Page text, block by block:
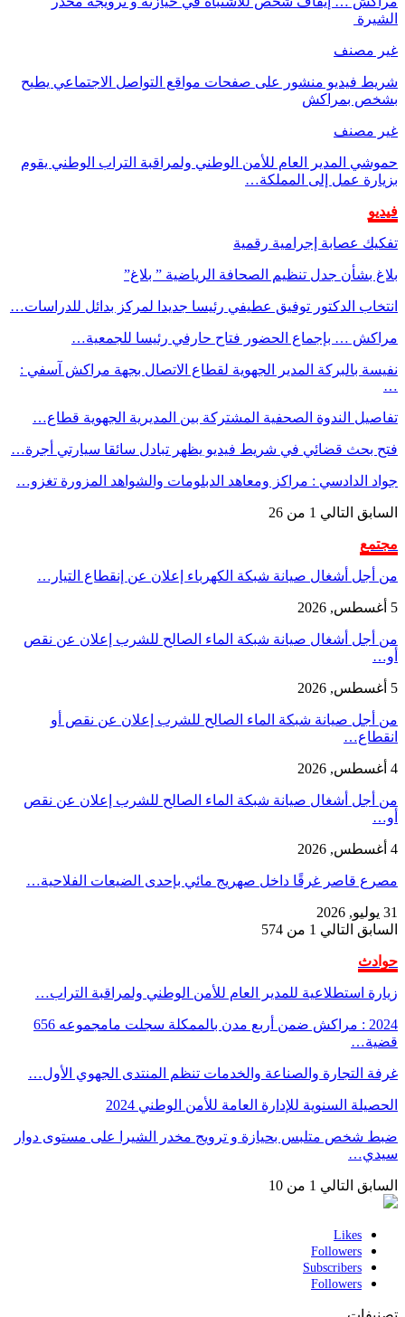
الشيرة
غير مصنف
شريط فيديو منشور على صفحات مواقع التواصل الاجتماعي يطيح
بشخص بمراكش
غير مصنف
حموشي المدير العام للأمن الوطني ولمراقبة التراب الوطني يقوم
بزيارة عمل إلى المملكة…
فيديو
تفكيك عصابة إجرامية رقمية
بلاغ بشأن جدل تنظيم الصحافة الرياضية ” بلاغ”
انتخاب الدكتور توفيق عطيفي رئيسا جديدا لمركز بدائل للدراسات…
مراكش … بإجماع الحضور فتاح حارفي رئيسا للجمعية…
نفيسة بالبركة المدير الجهوية لقطاع الاتصال بجهة مراكش آسفي :
…
تفاصيل الندوة الصحفية المشتركة بين المديرية الجهوية قطاع…
فتح بحث قضائي في شريط فيديو يظهر تبادل سائقا سيارتي أجرة…
جواد الدادسي : مراكز ومعاهد الدبلومات والشواهد المزورة تغزو…
السابق التالي 1 من 26
مجتمع
من أجل أشغال صيانة شبكة الكهرباء إعلان عن إنقطاع التيار…
5 أغسطس, 2026
من أجل أشغال صيانة شبكة الماء الصالح للشرب إعلان عن نقص
أو…
5 أغسطس, 2026
من أجل صيانة شبكة الماء الصالح للشرب إعلان عن نقص أو
انقطاع…
4 أغسطس, 2026
من أجل أشغال صيانة شبكة الماء الصالح للشرب إعلان عن نقص
أو…
4 أغسطس, 2026
مصرع قاصر غرقًا داخل صهريج مائي بإحدى الضيعات الفلاحية…
31 يوليو, 2026
السابق التالي 1 من 574
حوادث
زيارة استطلاعية للمدير العام للأمن الوطني ولمراقبة التراب…
2024 : مراكش ضمن أربع مدن بالممكلة سجلت مامجموعه 656
قضية…
غرفة التجارة والصناعة والخدمات تنظم المنتدى الجهوي الأول…
الحصيلة السنوية للإدارة العامة للأمن الوطني 2024
ضبط شخص متلبس بحيازة و ترويج مخدر الشيرا على مستوى دوار
سيدي…
السابق التالي 1 من 10
Likes
Followers
Subscribers
Followers